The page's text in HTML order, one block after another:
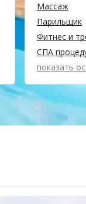
Массаж
Парильщик
Фитнес и
СПА
показать